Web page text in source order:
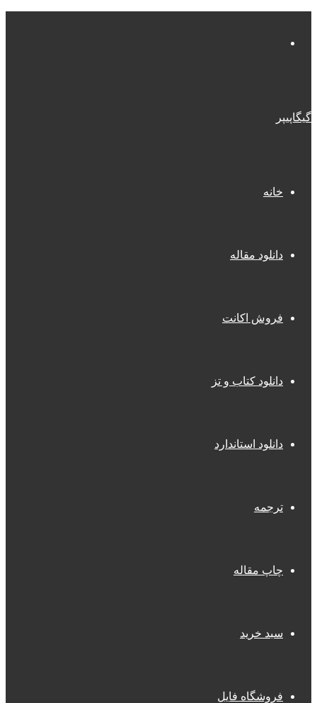
گیگاپیپر
خانه
دانلود مقاله
فروش اکانت
دانلود کتاب و تز
دانلود استاندارد
ترجمه
چاپ مقاله
سبد خرید
فروشگاه فایل